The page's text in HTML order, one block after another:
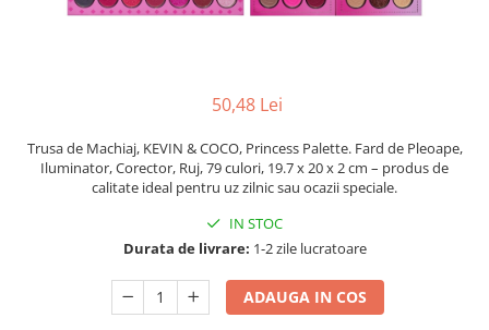
Maturi, Perii, Mopuri si Galeti
Perne Voiaj, Paturi si Textile
Produse ingrijire incaltaminte
Radiatoare si Seminee electrice
Tapet 3D Autoadeziv
Umidificatoare
Uscatoare si Standere Haine
50,48 Lei
Trusa de Machiaj, KEVIN & COCO, Princess Palette. Fard de Pleoape,
Iluminator, Corector, Ruj, 79 culori, 19.7 x 20 x 2 cm – produs de
calitate ideal pentru uz zilnic sau ocazii speciale.
IN STOC
Durata de livrare: 1-2 zile lucratoare
ADAUGA IN COS